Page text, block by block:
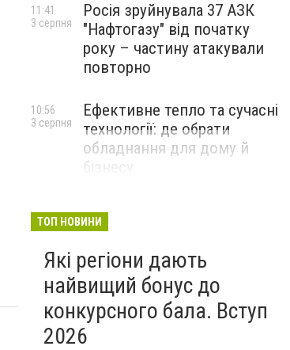
Росія зруйнувала 37 АЗК
"Нафтогазу" від початку
року – частину атакували
повторно
11:41
3 серпня
Ефективне тепло та сучасні
технології: де обрати
обладнання для дому й
бізнесу
10:56
3 серпня
ТОП НОВИНИ
Які регіони дають
найвищий бонус до
конкурсного бала. Вступ
2026